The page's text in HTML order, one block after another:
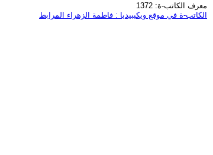
معرف الكاتب-ة: 1372
الكاتب-ة في موقع ويكيبيديا : فاطمة الزهراء المرابط